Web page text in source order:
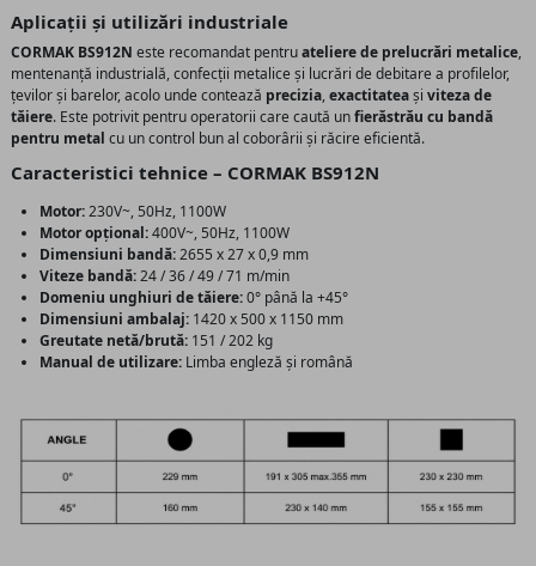
Aplicații și utilizări industriale
CORMAK BS912N este recomandat pentruateliere de prelucrări metalice,
mentenanță industrială, confecții metalice și lucrări de debitare a profilelor,
țevilor și barelor, acolo unde contează precizia,exactitateași viteza de
tăiere. Este potrivit pentru operatorii care caută unfierăstrău cu bandă
pentru metal cu un control bun al coborârii și răcire eficientă.
Caracteristici tehnice – CORMAK BS912N
Motor:230V~, 50Hz, 1100W
Motor opțional:400V~, 50Hz, 1100W
Dimensiuni bandă:2655 x 27 x 0,9 mm
Viteze bandă:24 / 36 / 49 / 71 m/min
Domeniu unghiuri de tăiere:0° până la +45°
Dimensiuni ambalaj: 1420 x 500 x 1150 mm
Greutate netă/brută: 151 / 202 kg
Manual de utilizare: Limba engleză și română